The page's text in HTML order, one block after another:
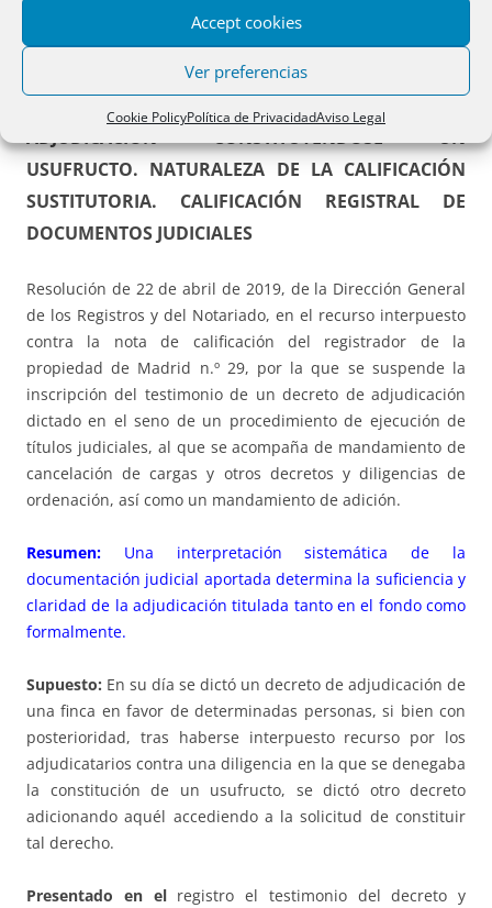
Accept cookies
Ver preferencias
Cookie PolicyPolítica de PrivacidadAviso Legal
PDF (BOE-A-2019-7055 – 8págs.– 252
Otros formatos
ADJUDICACIÓN CONSTITUYÉNDOSE UN
USUFRUCTO. NATURALEZA DE LA CALIFICACIÓN
SUSTITUTORIA. CALIFICACIÓN REGISTRAL DE
DOCUMENTOS JUDICIALES
Resolución de 22 de abril de 2019, de la Dirección General
de los Registros y del Notariado, en el recurso interpuesto
contra la nota de calificación del registrador de la
propiedad de Madrid n.º 29, por la que se suspende la
inscripción del testimonio de un decreto de adjudicación
dictado en el seno de un procedimiento de ejecución de
títulos judiciales, al que se acompaña de mandamiento de
cancelación de cargas y otros decretos y diligencias de
ordenación, así como un mandamiento de adición.
Resumen: Una interpretación sistemática de la
documentación judicial aportada determina la suficiencia y
claridad de la adjudicación titulada tanto en el fondo como
formalmente.
Supuesto: En su día se dictó un decreto de adjudicación de
una finca en favor de determinadas personas, si bien con
posterioridad, tras haberse interpuesto recurso por los
adjudicatarios contra una diligencia en la que se denegaba
la constitución de un usufructo, se dictó otro decreto
adicionando aquél accediendo a la solicitud de constituir
tal derecho.
Presentado en elregistro el testimonio del decreto y